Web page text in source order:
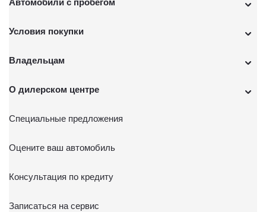
Автомобили с пробегом
Условия покупки
Владельцам
О дилерском центре
Специальные предложения
Оцените ваш автомобиль
Консультация по кредиту
Записаться на сервис